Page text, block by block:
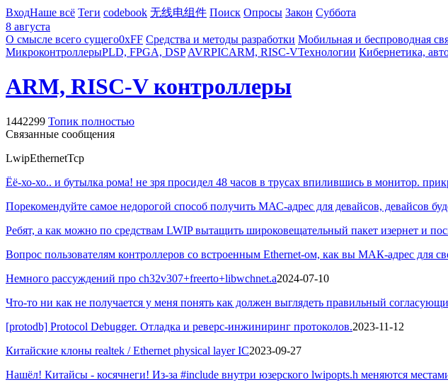
ВходНаше всё Теги codebook 无线电组件 Поиск Опросы Закон Суббота
8 августа
О смысле всего сущего0xFF Средства и методы разработки Мобильная и беспроводная
МикроконтроллерыPLD, FPGA, DSP AVRPICARM, RISC-VТехнологии Кибернетика,
ARM, RISC-V контроллеры
1442299 Топик полностью
Связанные сообщения
LwipEthernetTcp
Ёё-хо-хо.. и бутылка рома! не зря просидел 48 часов в трусах впилившись в монитор.
Порекомендуйте самое недорогой способ получить МАС-адрес для девайсов, девайсов
Ребят, а как можно по средствам LWIP вытащить широковещательный пакет изернет и
Вопрос пользователям контроллеров со встроенным Ethernet-ом, как вы МАК-адрес для
Немного рассуждений про ch32v307+freerto+libwchnet.a2024-07-10
Что-то ни как не получается у меня понять как должен выглядеть правильный
[protodb] Protocol Debugger. Отладка и реверс-инжиниринг протоколов.2023-11-12
Китайские клоны realtek / Ethernet physical layer IC2023-09-27
Нашёл! Китайсы - косячнеги! Из-за #include внутри юзерского lwipopts.h меняются